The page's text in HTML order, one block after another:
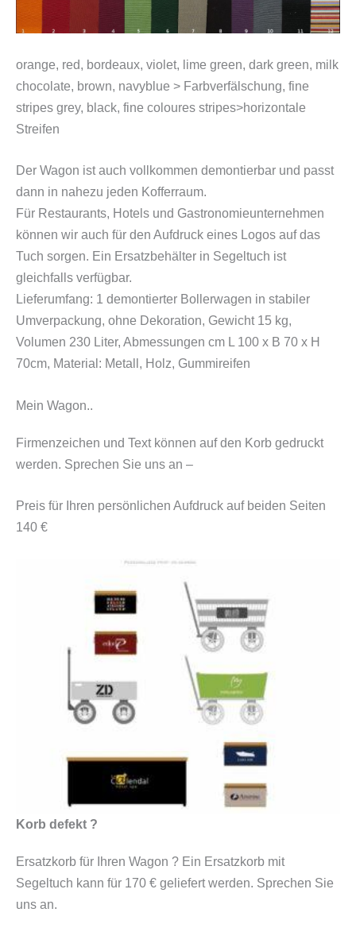
orange, red, bordeaux, violet, lime green, dark green, milk
chocolate, brown, navyblue > Farbverfälschung, fine
stripes grey, black, fine coloures stripes>horizontale
Streifen
Der Wagon ist auch vollkommen demontierbar und passt
dann in nahezu jeden Kofferraum.
Für Restaurants, Hotels und Gastronomieunternehmen
können wir auch für den Aufdruck eines Logos auf das
Tuch sorgen. Ein Ersatzbehälter in Segeltuch ist
gleichfalls verfügbar.
Lieferumfang: 1 demontierter Bollerwagen in stabiler
Umverpackung, ohne Dekoration, Gewicht 15 kg,
Volumen 230 Liter, Abmessungen cm L 100 x B 70 x H
70cm, Material: Metall, Holz, Gummireifen
Mein Wagon..
Firmenzeichen und Text können auf den Korb gedruckt
werden. Sprechen Sie uns an –
Preis für Ihren persönlichen Aufdruck auf beiden Seiten
140 €
Korb defekt ?
Ersatzkorb für Ihren Wagon ? Ein Ersatzkorb mit
Segeltuch kann für 170 € geliefert werden. Sprechen Sie
uns an.